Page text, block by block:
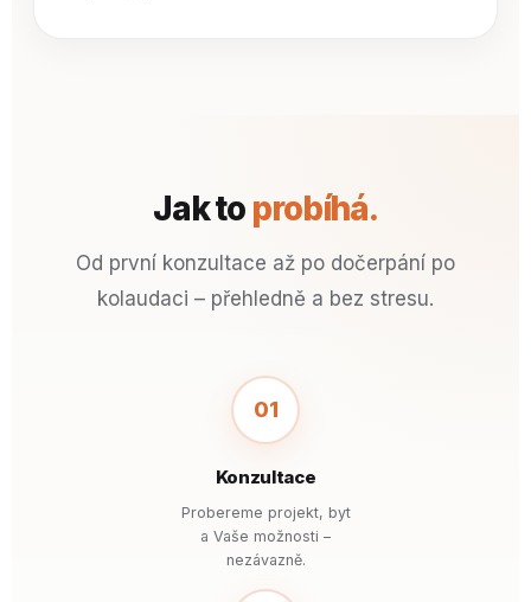
Jak to probíhá.
Od první konzultace až po dočerpání po
kolaudaci – přehledně a bez stresu.
01
Konzultace
Probereme projekt, byt
a Vaše možnosti –
nezávazně.